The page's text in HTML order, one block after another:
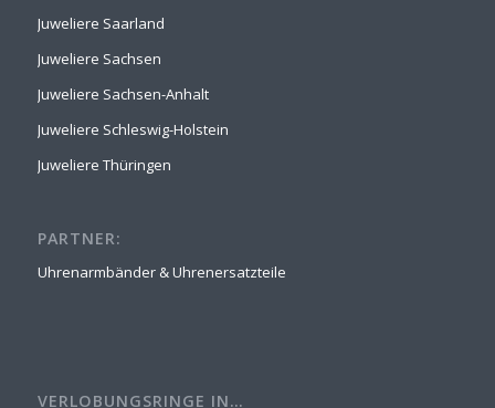
Juweliere Saarland
Juweliere Sachsen
Juweliere Sachsen-Anhalt
Juweliere Schleswig-Holstein
Juweliere Thüringen
PARTNER:
Uhrenarmbänder & Uhrenersatzteile
VERLOBUNGSRINGE IN…